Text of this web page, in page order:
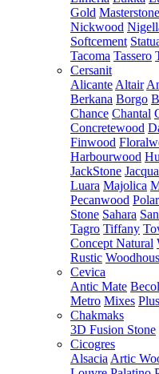
Gold Masterstone
Nickwood
Softcement
Tacoma Tassero
Cersanit
Alicante Altair
Berkana Borgo
Chance Chantal
Concretewood
Finwood
Harbourwood
JackStone
Luara Majolica
Pecanwood
Stone Sahara
Tagro Tiffany
Concept Natural
Rustic
Cevica
Antic Mate
Metro Mixes Plus
Chakmaks
3D Fusion Stone
Cicogres
Alsacia Artic